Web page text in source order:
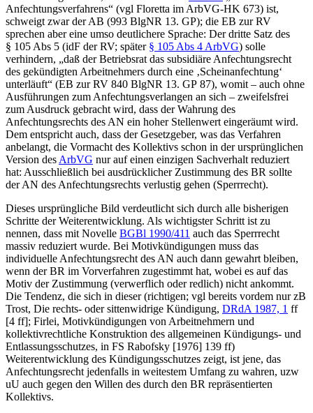
Anfechtungsverfahrens“ (vgl Floretta im ArbVG-HK 673) ist,
schweigt zwar der AB (993 BlgNR 13. GP); die EB zur RV
sprechen aber eine umso deutlichere Sprache: Der dritte Satz des
§ 105 Abs 5 (idF der RV; später § 105 Abs 4 ArbVG) solle
verhindern, „daß der Betriebsrat das subsidiäre Anfechtungsrecht
des gekündigten Arbeitnehmers durch eine ‚Scheinanfechtung‘
unterläuft“ (EB zur RV 840 BlgNR 13. GP 87), womit – auch ohne
Ausführungen zum Anfechtungsverlangen an sich – zweifelsfrei
zum Ausdruck gebracht wird, dass der Wahrung des
Anfechtungsrechts des AN ein hoher Stellenwert eingeräumt wird.
Dem entspricht auch, dass der Gesetzgeber, was das Verfahren
anbelangt, die Vormacht des Kollektivs schon in der ursprünglichen
Version des ArbVG nur auf einen einzigen Sachverhalt reduziert
hat: Ausschließlich bei ausdrücklicher Zustimmung des BR sollte
der AN des Anfechtungsrechts verlustig gehen (Sperrrecht).
Dieses ursprüngliche Bild verdeutlicht sich durch alle bisherigen
Schritte der Weiterentwicklung. Als wichtigster Schritt ist zu
nennen, dass mit Novelle BGBl 1990/411 auch das Sperrrecht
massiv reduziert wurde. Bei Motivkündigungen muss das
individuelle Anfechtungsrecht des AN auch dann gewahrt bleiben,
wenn der BR im Vorverfahren zugestimmt hat, wobei es auf das
Motiv der Zustimmung (verwerflich oder redlich) nicht ankommt.
Die Tendenz, die sich in dieser (richtigen; vgl bereits vordem nur zB
Trost, Die rechts- oder sittenwidrige Kündigung, DRdA 1987, 1 ff
[4 ff]; Firlei, Motivkündigungen von Arbeitnehmern und
kollektivrechtliche Konstruktion des allgemeinen Kündigungs- und
Entlassungsschutzes, in FS Rabofsky [1976] 139 ff)
Weiterentwicklung des Kündigungsschutzes zeigt, ist jene, das
Anfechtungsrecht jedenfalls in weitestem Umfang zu wahren, uzw
uU auch gegen den Willen des durch den BR repräsentierten
Kollektivs.